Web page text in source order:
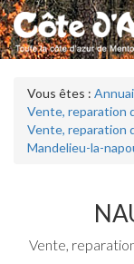
Vous êtes :
Vente, reparation
Vente, reparation
Mandelieu-la-
Vente,